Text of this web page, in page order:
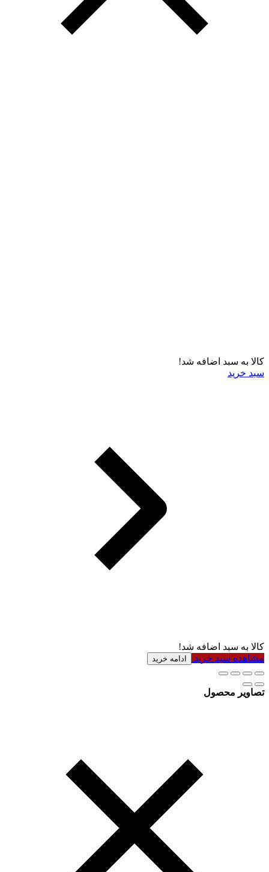
کالا به سبد اضافه شد!
سبد خرید
کالا به سبد اضافه شد!
مشاهده سبد خرید
ادامه خرید
تصاویر محصول